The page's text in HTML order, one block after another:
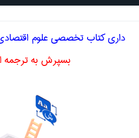
داری کتاب تخصصی علوم
بسپرش به ترجمه